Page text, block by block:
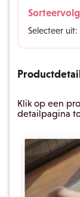
Selecteer
Klik op een
detailpagina